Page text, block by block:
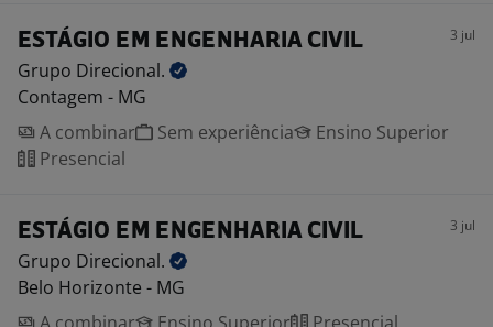
ESTÁGIO EM ENGENHARIA CIVIL 3 jul
Grupo Direcional.
Contagem - MG
A combinar
Sem experiência
Ensino Superior
Presencial
ESTÁGIO EM ENGENHARIA CIVIL 3 jul
Grupo Direcional.
Belo Horizonte - MG